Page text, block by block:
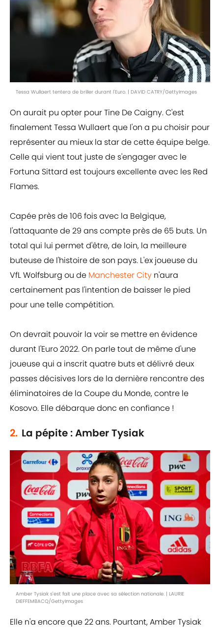
Tessa Wullaert tentera de briller durant l'Euro. | DAVID CATRY/GettyImages
On aurait pu opter pour Tine De Caigny. C'est
finalement Tessa Wullaert que l'on a pu choisir pour
représenter au mieux la star de cette équipe belge.
Celle qui vient tout juste de s'engager avec le
Fortuna Sittard est toujours excellente avec les Red
Flames.
Capée près de 106 fois avec la Belgique,
l'attaquante de 29 ans compte près de 65 buts. Un
total qui lui permet d'être, de loin, la meilleure
buteuse de l'histoire de son pays. L'ex joueuse du
VfL Wolfsburg ou de Manchester City n'aura
certainement pas l'intention de baisser le pied
pour une telle compétition.
On devrait pouvoir la voir se mettre en évidence
durant l'Euro 2022. On parle tout de même d'une
joueuse qui a inscrit quatre buts et délivré deux
passes décisives lors de la dernière rencontre des
éliminatoires de la Coupe du Monde, contre le
Kosovo. Elle débarque donc en confiance !
2. La pépite : Amber Tysiak
Amber Tysiak s'est fait une place avec sa sélection nationale. | LAURIE
DIEFFEMBACQ/GettyImages
Elle n'a encore que 22 ans. Pourtant, Amber Tysiak